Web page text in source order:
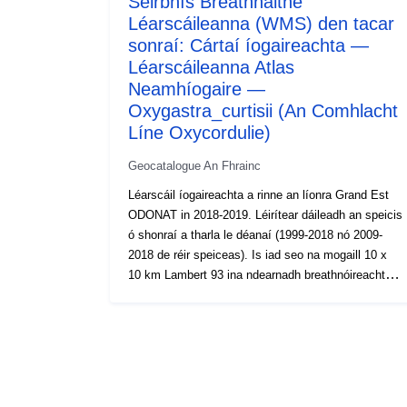
Léarscáileanna (WMS) den tacar
sonraí: Cártaí íogaireachta —
Léarscáileanna Atlas
Neamhíogaire —
Oxygastra_curtisii (An Comhlacht
Líne Oxycordulie)
Geocatalogue An Fhrainc
Léarscáil íogaireachta a rinne an líonra Grand Est
ODONAT in 2018-2019. Léirítear dáileadh an speicis
ó shonraí a tharla le déanaí (1999-2018 nó 2009-
2018 de réir speiceas). Is iad seo na mogaill 10 x
10 km Lambert 93 ina ndearnadh breathnóireacht